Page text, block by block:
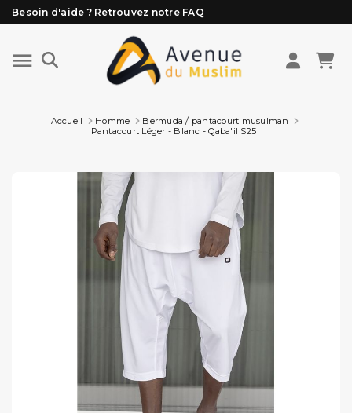
Besoin d'aide ? Retrouvez notre FAQ
Livraison offerte à partir de 89€ d'achat*
Les Commandes passées avant 15h (lun au Vend)
sont préparées et expédiées le jour même
Accueil Homme
Bermuda / pantacourt musulman
Pantacourt Léger - Blanc - Qaba'il S25